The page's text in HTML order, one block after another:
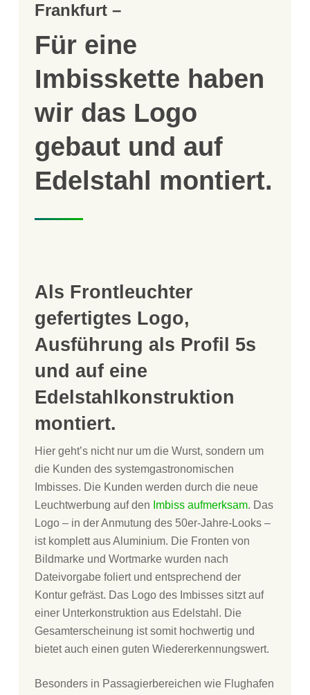
Frankfurt –
Für eine
Imbisskette haben
wir das Logo
gebaut und auf
Edelstahl montiert.
Als Frontleuchter
gefertigtes Logo,
Ausführung als Profil 5s
und auf eine
Edelstahlkonstruktion
montiert.
Hier geht’s nicht nur um die Wurst, sondern um
die Kunden des systemgastronomischen
Imbisses. Die Kunden werden durch die neue
Leuchtwerbung auf den Imbiss aufmerksam. Das
Logo – in der Anmutung des 50er-Jahre-Looks –
ist komplett aus Aluminium. Die Fronten von
Bildmarke und Wortmarke wurden nach
Dateivorgabe foliert und entsprechend der
Kontur gefräst. Das Logo des Imbisses sitzt auf
einer Unterkonstruktion aus Edelstahl. Die
Gesamterscheinung ist somit hochwertig und
bietet auch einen guten Wiedererkennungswert.
Besonders in Passagierbereichen wie Flughafen